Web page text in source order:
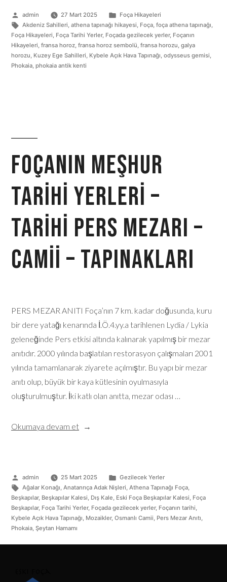
admin 27 Mart 2025
Foça Hikayeleri
Akdeniz Sahilleri, athena tapınağı hikayesi, Foça, foça athena tapınağı,
Foça Hikayeleri, Foça Tarihi Yerler, Foçada gezilecek yerler, Foçanın
Hikayeleri, fransa horoz, fransa horoz sembolü, fransa horozu, galya
horozu, Kuzey Ege Sahilleri, Kybele Açık Hava Tapınağı, odysseus gemisi,
Phokaia, phokaia antik kenti
Foçanın Meşhur
Tarihi Yerleri –
Tarihi Pers Mezarı –
Camii – Tapınakları
PERS MEZAR ANITI Foça’nın 7 km. kadar doğusunda, kuru
bir dere yatağı kenarında İ.Ö.4.yy.a tarihlenen Lydia / Lykia
geleneğinde Pers etkisi altında kalınarak yapılmış bir mezar
anıtıdır. 2000 yılında başlatılan restorasyon çalışmaları 2001
yılında tamamlanarak ziyarete açılmıştır. Bu yapı bir mezar
anıtı olup, büyük bir kaya kütlesinin oyulmasıyla
oluşturulmuştur. İki katlı olan anıtta, mezar odası …
Okumaya devam et
admin 25 Mart 2025
Gezilecek Yerler
Ağalar Konağı, Anatanrıça Adak Nişleri, Athena Tapınağı Foça,
Beşkapılar, Beşkapılar Kalesi, Dış Kale, Eski Foça Beşkapılar Kalesi, Foça
Beşkapılar, Foça Tarihi Yerler, Foçada gezilecek yerler, Foçanın tarihi,
Kybele Açık Hava Tapınağı, Mozaikler, Osmanlı Camii, Pers Mezar Anıtı,
Phokaia, Şeytan Hamamı